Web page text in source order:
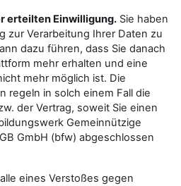
erteilten Einwilligung. Sie haben
zur Verarbeitung Ihrer Daten zu
dazu führen, dass Sie danach
mehr erhalten und eine
mehr möglich ist. Die
regeln in solch einem Fall die
der Vertrag, soweit Sie einen
Gemeinnützige
GmbH (bfw) abgeschlossen
eines Verstoßes gegen